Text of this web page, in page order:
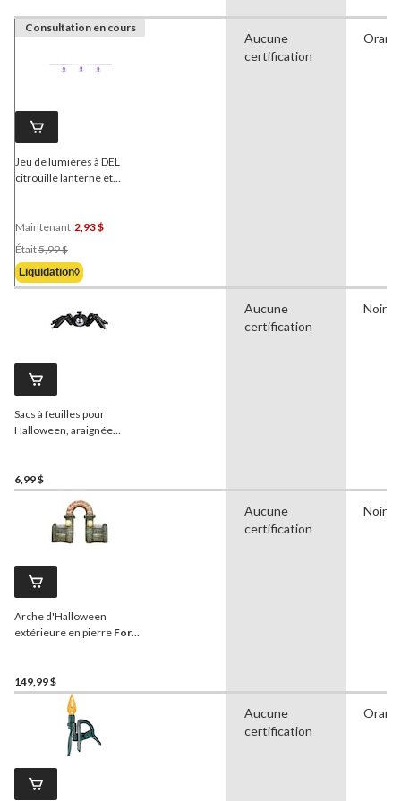
Consultation en cours
Jeu de lumières à DEL
citrouille lanterne et
10, décorations d'intérieur
et d'extérieur pour
l'Halloween
Maintenant 2,93 $
Était5,99 $
Était
5,99 $
Liquidation◊
Aucune
certification
Sacs à feuilles pour
Halloween, araignée
6,99 $
Aucune
certification
Noir
Arche d'Halloween
extérieure en pierre For
149,99 $
Aucune
certification
Noir
Aucune
certification